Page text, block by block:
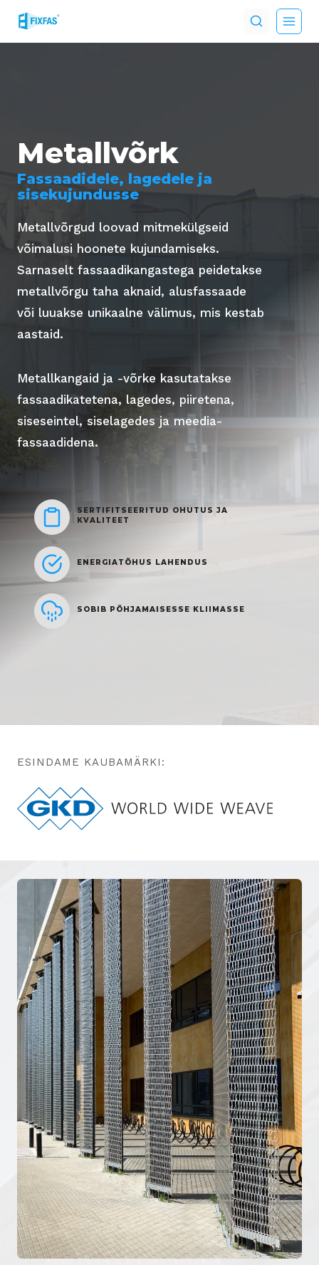
Skip
Metallvõrk
Fassaadidele, lagedele ja
sisekujundusse
Metallvõrgud loovad mitmekülgseid
võimalusi hoonete kujundamiseks.
Sarnaselt fassaadikangastega peidetakse
metallvõrgu taha aknaid, alusfassaade
või luuakse unikaalne välimus, mis kestab
aastaid.
Metallkangaid ja -võrke kasutatakse
fassaadikatetena, lagedes, piiretena,
siseseintel, siselagedes ja meedia-
fassaadidena.
SERTIFITSEERITUD OHUTUS JA
KVALITEET
ENERGIATÕHUS LAHENDUS
SOBIB PÕHJAMAISESSE KLIIMASSE
ESINDAME KAUBAMÄRKI: